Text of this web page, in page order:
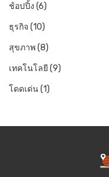
ช้อปปิ้ง (6)
ธุรกิจ (10)
สุขภาพ(8)
เทคโนโลยี (9)
โดดเด่น(1)